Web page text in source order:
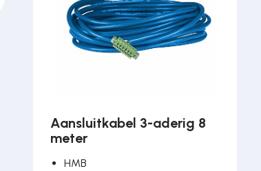
Aansluitkabel 3-aderig 8
meter
HMB